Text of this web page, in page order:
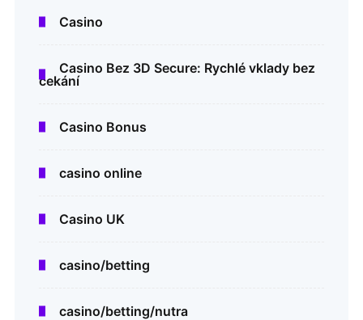
Casino
Casino Bez 3D Secure: Rychlé vklady bez
čekání
Casino Bonus
casino online
Casino UK
casino/betting
casino/betting/nutra